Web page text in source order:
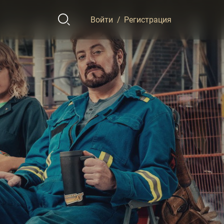
Войти / Регистрация